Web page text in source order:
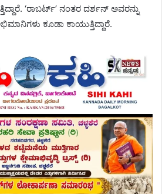
‘ರಾಬರ್ಟ್‌’ ನಂತರ ದರ್ಶನ್‌ ಅವರನ್ನು
ಕೂಡಾ ಕಾಯುತ್ತಿದ್ದಾರೆ.